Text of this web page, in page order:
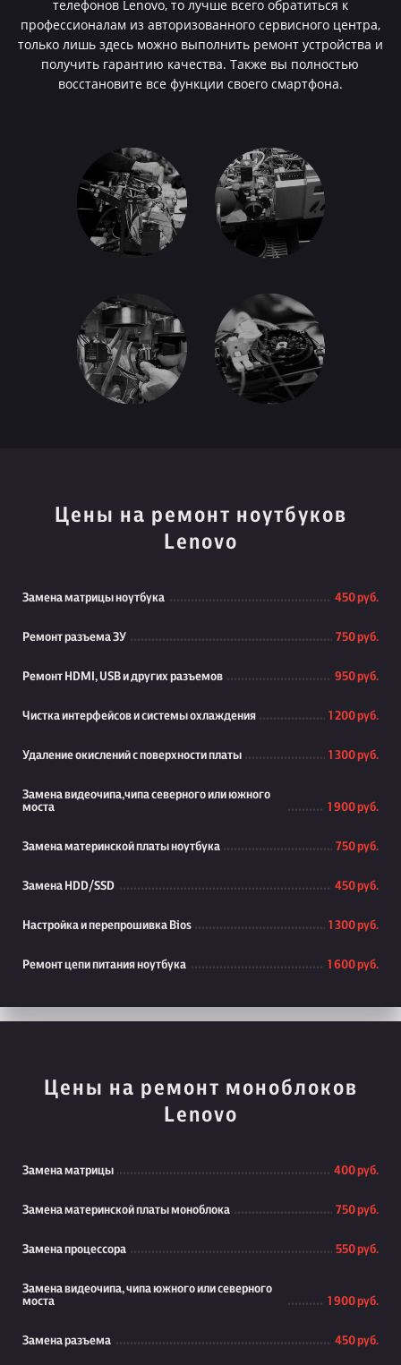
телефонов Lenovo, то лучше всего обратиться к
профессионалам из авторизованного сервисного центра,
только лишь здесь можно выполнить ремонт устройства и
получить гарантию качества. Также вы полностью
восстановите все функции своего смартфона.
Цены на ремонт ноутбуков
Lenovo
Замена матрицы ноутбука 450 руб.
Ремонт разъема ЗУ 750 руб.
Ремонт HDMI, USB и других разъемов 950 руб.
Чистка интерфейсов и системы охлаждения 1 200 руб.
Удаление окислений с поверхности платы 1 300 руб.
Замена видеочипа,чипа северного или южного
моста
1 900 руб.
Замена материнской платы ноутбука 750 руб.
Замена HDD/SSD 450 руб.
Настройка и перепрошивка Bios 1 300 руб.
Ремонт цепи питания ноутбука 1 600 руб.
Цены на ремонт моноблоков
Lenovo
Замена матрицы 400 руб.
Замена материнской платы моноблока 750 руб.
Замена процессора 550 руб.
Замена видеочипа, чипа южного или северного
моста
1 900 руб.
Замена разъема 450 руб.